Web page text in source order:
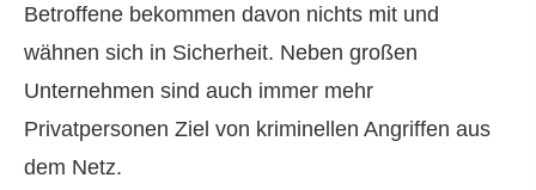
Betroffene bekommen davon nichts mit und
wähnen sich in Sicherheit. Neben großen
Unternehmen sind auch immer mehr
Privatpersonen Ziel von kriminellen Angriffen aus
dem Netz.